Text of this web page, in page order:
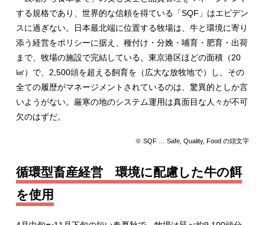
する規格であり、世界的な信頼を得ている「SQF」はエビデン
スに過ぎない。日本最北端に位置する牧場は、牛と環境に寄り
添う経営をポリシーに据え、種付け・分娩・哺育・肥育・出荷
まで、牧場の施設で完結している。東京港区ほどの面積（20
㎢）で、2,500頭を超える飼育を（広大な放牧地で）し、その
全ての履歴がマネージメントされているのは、驚異的としか言
いようがない。厳寒の地のシステム運用は真面目な人々が不可
欠のはずだ。
※ SQF … Safe, Quality, Food の頭文字
循環型畜産経営 環境に配慮した牛の餌
を使用